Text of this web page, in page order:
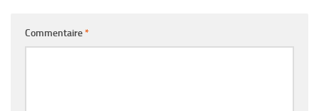
Commentaire*